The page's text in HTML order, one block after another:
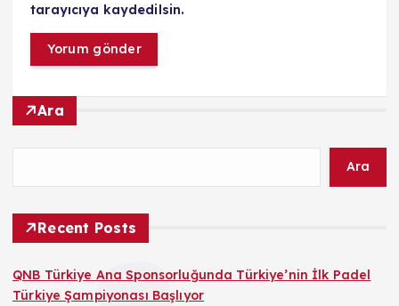
tarayıcıya kaydedilsin.
Ara
Ara
Recent Posts
QNB Türkiye Ana Sponsorluğunda Türkiye’nin İlk Padel
Türkiye Şampiyonası Başlıyor